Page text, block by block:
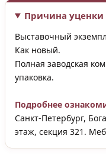
Причина уценки
Выставочный
Как новый.
Полная заводская
упаковка.
Подробнее
Санкт-Петербург,
этаж, секция 321.